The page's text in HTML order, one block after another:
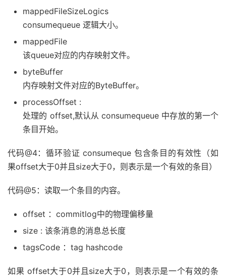
                        log
                        mappedFile
                        byteBuffer
                        processOffset
                        mappedFileOffset
                        log
}
                    log
break;
}
this.mappedFileQueue.setFlushedWhere
this.mappedFileQueue
this
consumeQueueExt .recover ();
mappedFileSizeLogics
consumequeue 逻辑大小。
mappedFile
该queue对应的内存映射文件。
byteBuffer
内存映射文件对应的ByteBuffer。
processOffset :
处理的 offset,默认从 consumequeue 中存放的第一个
条目开始。
代码@4：循环验证 consumeque 包含条目的有效性（如
果offset大于0并且size大于0，则表示是一个有效的条目）
代码@5：读取一个条目的内容。
offset ：commitlog中的物理偏移量
size : 该条消息的消息总长度
tagsCode ：tag hashcode
如果 offset大于0并且size大于0，则表示是一个有效的条